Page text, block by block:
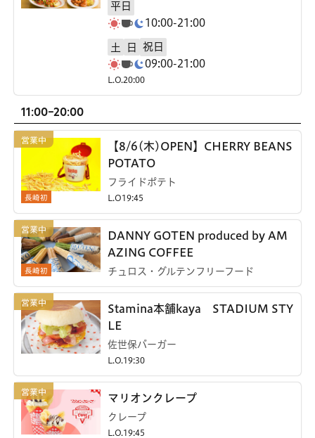
平日
10:00-21:00
土 日
祝日
09:00-21:00
L.O.20:00
11:00-20:00
長崎初
【8/6(木)OPEN】CHERRY BEANS
POTATO
フライドポテト
L.O19:45
長崎初
DANNY GOTEN produced by AM
AZING COFFEE
チュロス・グルテンフリーフード
Stamina本舗kaya STADIUM STY
LE
佐世保バーガー
L.O.19:30
マリオンクレープ
クレープ
L.O.19:45